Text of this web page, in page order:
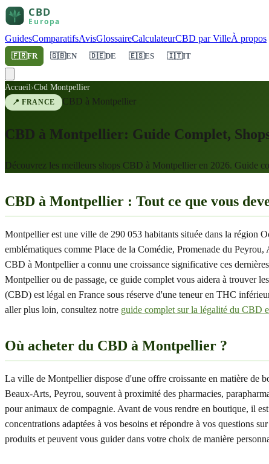
GuidesComparatifsAvisGlossaireCalculateurCBD par VilleÀ propos
🇫🇷FR 🇬🇧EN 🇩🇪DE 🇪🇸ES 🇮🇹IT
Accueil›Cbd Montpellier
📍FRANCE CBD à Montpellier
CBD à Montpellier: Guide Complet,
Découvrez les meilleurs shops CBD à Montpellier en 2026. Guide
CBD à Montpellier : Tout ce que vous
Montpellier est une ville de 290 053 habitants située dans la région
emblématiques comme Place de la Comédie, Promenade du
CBD à Montpellier a connu une croissance significative ces
Montpellier ou de passage, ce guide complet vous aidera à trouver
(CBD) est légal en France sous réserve d'une teneur en THC
aller plus loin, consultez notre guide complet sur la légalité du CBD
Où acheter du CBD à Montpellier ?
La ville de Montpellier dispose d'une offre croissante en matière de
Beaux-Arts, Peyrou, souvent à proximité des pharmacies,
pour animaux de compagnie. Avant de vous rendre en boutique, il
concentrations adaptées à vos besoins et répondre à vos questions
produits et peuvent vous guider dans votre choix de manière